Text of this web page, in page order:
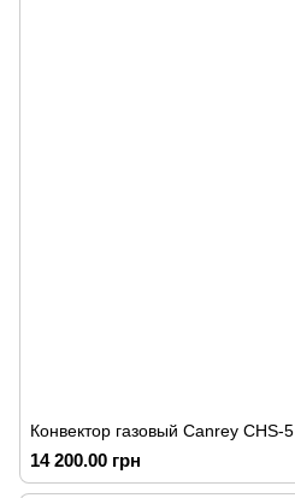
Конвектор газовый Canrey СНS-5
14 200.00 грн